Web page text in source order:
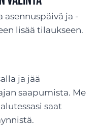
asennuspäivä ja -
lisää tilaukseen.
ja jää
saapumista. Me
saat